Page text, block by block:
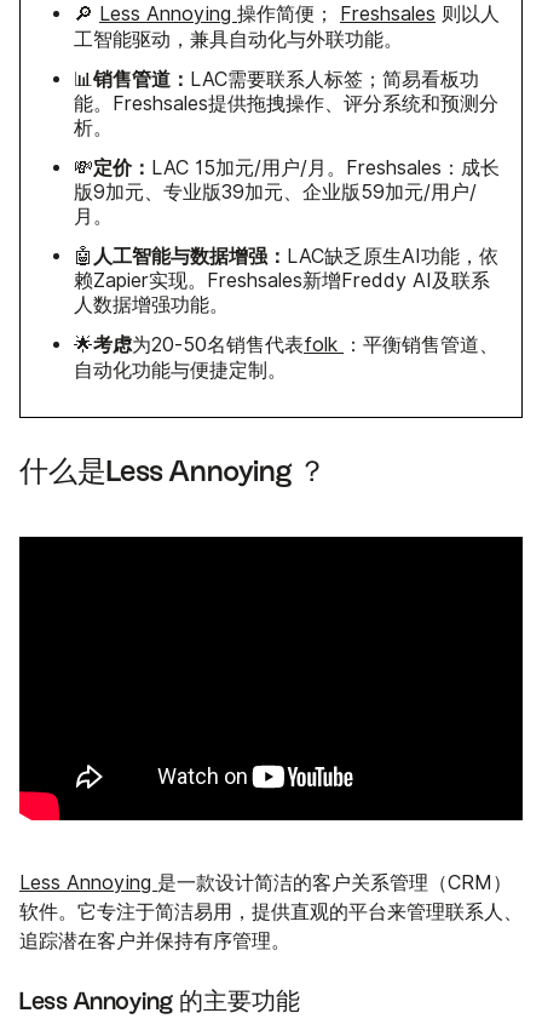
🔎 Less Annoying 操作简便； Freshsales 则以人
工智能驱动，兼具自动化与外联功能。
📊销售管道： LAC需要联系人标签；简易看板功
能。Freshsales提供拖拽操作、评分系统和预测分
析。
💸定价： LAC 15加元/用户/月。Freshsales：成长
版9加元、专业版39加元、企业版59加元/用户/
月。
🤖 人工智能与数据增强： LAC缺乏原生AI功能，依
赖Zapier实现。Freshsales新增Freddy AI及联系
人数据增强功能。
🌟考虑为20-50名销售代表folk
：平衡销售管道、
自动化功能与便捷定制。
什么是Less Annoying ？
Less Annoying 是一款设计简洁的客户关系管理（CRM）
软件。它专注于简洁易用，提供直观的平台来管理联系人、
追踪潜在客户并保持有序管理。
Less Annoying 的主要功能